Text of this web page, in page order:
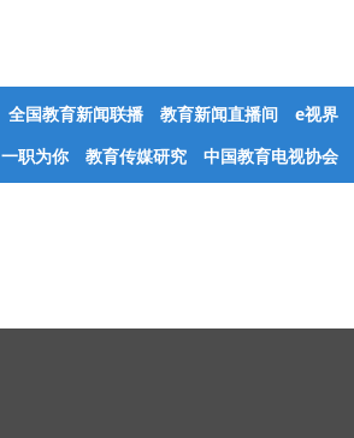
全国教育新闻联播 教育新闻直播间 e视界
一职为你 教育传媒研究 中国教育电视协会